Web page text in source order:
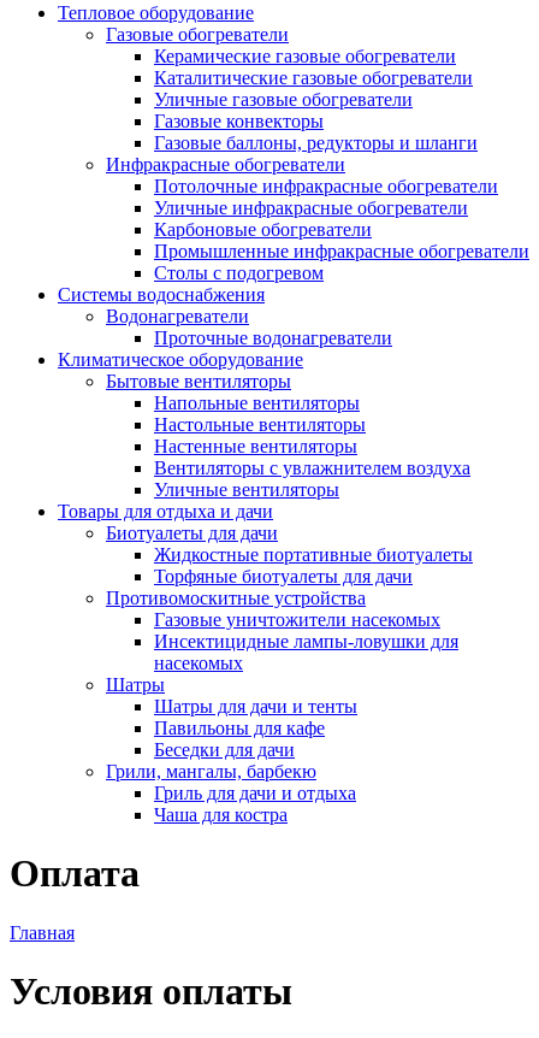
Тепловое оборудование
Газовые обогреватели
Керамические газовые обогреватели
Каталитические газовые обогреватели
Уличные газовые обогреватели
Газовые конвекторы
Газовые баллоны, редукторы и шланги
Инфракрасные обогреватели
Потолочные инфракрасные обогреватели
Уличные инфракрасные обогреватели
Карбоновые обогреватели
Промышленные инфракрасные обогреватели
Столы с подогревом
Системы водоснабжения
Водонагреватели
Проточные водонагреватели
Климатическое оборудование
Бытовые вентиляторы
Напольные вентиляторы
Настольные вентиляторы
Настенные вентиляторы
Вентиляторы с увлажнителем воздуха
Уличные вентиляторы
Товары для отдыха и дачи
Биотуалеты для дачи
Жидкостные портативные биотуалеты
Торфяные биотуалеты для дачи
Противомоскитные устройства
Газовые уничтожители насекомых
Инсектицидные лампы-ловушки для
насекомых
Шатры
Шатры для дачи и тенты
Павильоны для кафе
Беседки для дачи
Грили, мангалы, барбекю
Гриль для дачи и отдыха
Чаша для костра
Оплата
Главная
Условия оплаты